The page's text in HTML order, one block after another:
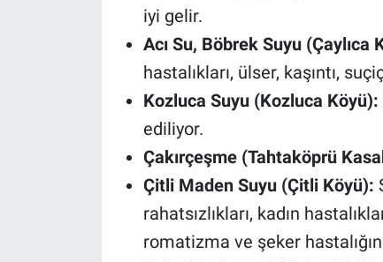
iyi gelir.
Acı Su, Böbrek Suyu (Çaylıca
hastalıkları, ülser, kaşıntı,
Kozluca Suyu (Kozluca Köyü):
ediliyor.
Çakırçeşme (Tahtaköprü
Çitli Maden Suyu (Çitli Köyü):
rahatsızlıkları, kadın
romatizma ve şeker